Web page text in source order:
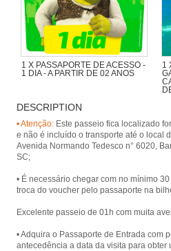
1 X PASSAPORTE DE ACESSO -
1 DIA - A PARTIR DE 02 ANOS
1
DESCRIPTION
• Atenção: Este passeio fica localizado
e não é incluído o transporte até o local
Avenida Normando Tedesco n° 6020,
SC;
• É necessário chegar com no mínimo
troca do voucher pelo passaporte na
Excelente passeio de 01h com muita
• Adquira o Passaporte de Entrada com
antecedência a data da visita para obter